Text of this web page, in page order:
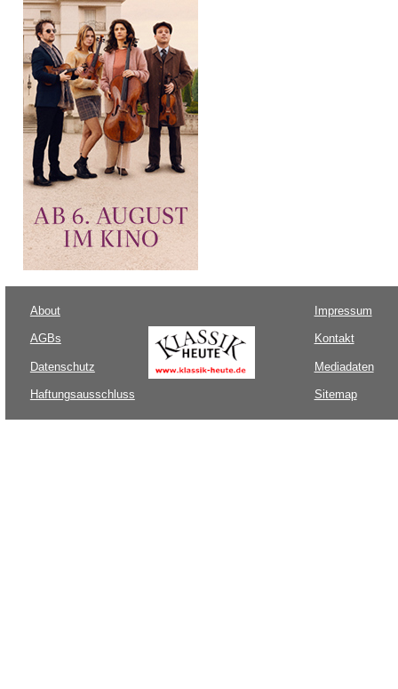
About
AGBs
Datenschutz
Haftungsausschluss
Impressum
Kontakt
Mediadaten
Sitemap